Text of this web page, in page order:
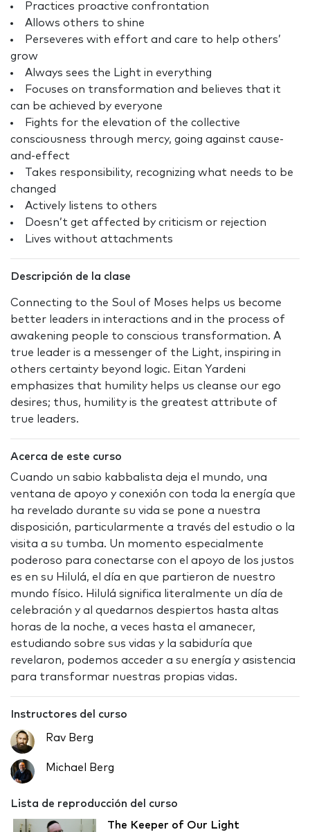
Practices proactive confrontation
Allows others to shine
Perseveres with effort and care to help others’
grow
Always sees the Light in everything
Focuses on transformation and believes that it
can be achieved by everyone
Fights for the elevation of the collective
consciousness through mercy, going against cause-
and-effect
Takes responsibility, recognizing what needs to be
changed
Actively listens to others
Doesn’t get affected by criticism or rejection
Lives without attachments
Descripción de la clase
Connecting to the Soul of Moses helps us become
better leaders in interactions and in the process of
awakening people to conscious transformation. A
true leader is a messenger of the Light, inspiring in
others certainty beyond logic. Eitan Yardeni
emphasizes that humility helps us cleanse our ego
desires; thus, humility is the greatest attribute of
true leaders.
Acerca de este curso
Cuando un sabio kabbalista deja el mundo, una
ventana de apoyo y conexión con toda la energía que
ha revelado durante su vida se pone a nuestra
disposición, particularmente a través del estudio o la
visita a su tumba. Un momento especialmente
poderoso para conectarse con el apoyo de los justos
es en su Hilulá, el día en que partieron de nuestro
mundo físico. Hilulá significa literalmente un día de
celebración y al quedarnos despiertos hasta altas
horas de la noche, a veces hasta el amanecer,
estudiando sobre sus vidas y la sabiduría que
revelaron, podemos acceder a su energía y asistencia
para transformar nuestras propias vidas.
Instructores del curso
Rav Berg
Michael Berg
Lista de reproducción del curso
The Keeper of Our Light